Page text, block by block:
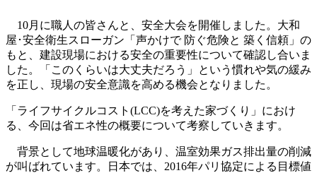
10月に職人の皆さんと、安全大会を開催しました。大和
屋･安全衛生スローガン「声かけで 防ぐ危険と 築く信頼」の
もと、建設現場における安全の重要性について確認し合いま
した。「このくらいは大丈夫だろう」という慣れや気の緩み
を正し、現場の安全意識を高める機会となりました。
「ライフサイクルコスト(LCC)を考えた家づくり」におけ
る、今回は省エネ性の概要について考察していきます。
背景として地球温暖化があり、温室効果ガス排出量の削減
が叫ばれています。日本では、2016年パリ協定による目標値